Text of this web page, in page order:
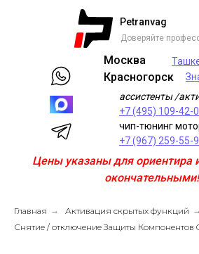
ассистенты /
+7 (495) 109-42-
чип-тюнинг
+7 (967) 259-55-
Москва
Красногорск
Petranvag
Доверяйте
Цены указаны для ориентира
окончательными!
Главная → Активация скрытых функций →
Снятие / отключение Защиты Компонентов